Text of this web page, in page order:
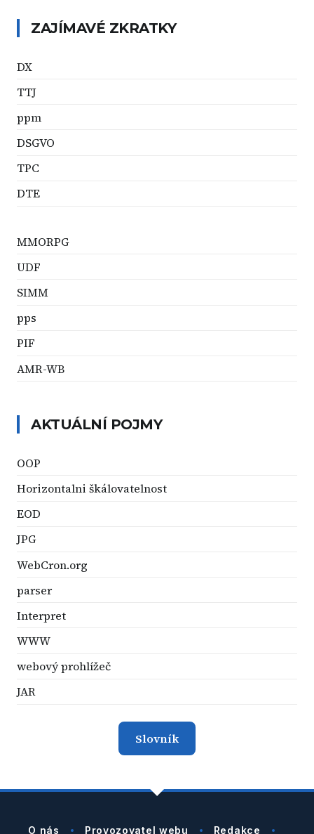
ZAJÍMAVÉ ZKRATKY
DX
TTJ
ppm
DSGVO
TPC
DTE
MMORPG
UDF
SIMM
pps
PIF
AMR-WB
AKTUÁLNÍ POJMY
OOP
Horizontalni škálovatelnost
EOD
JPG
WebCron.org
parser
Interpret
WWW
webový prohlížeč
JAR
Slovník
O nás Provozovatel webu Redakce